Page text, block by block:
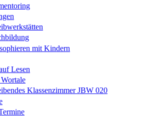
mit Kindern
Lesen
Klassenzimmer JBW 020